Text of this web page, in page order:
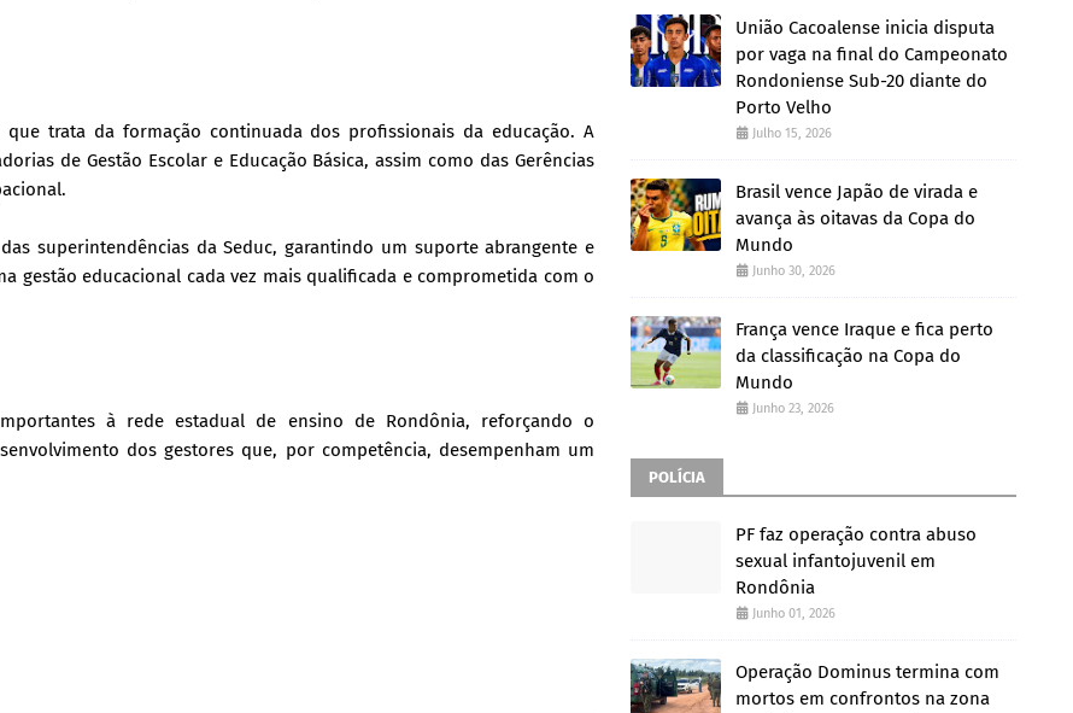
trata da formação continuada dos profissionais da educação. A
de Gestão Escolar e Educação Básica, assim como das Gerências
superintendências da Seduc, garantindo um suporte abrangente e
gestão educacional cada vez mais qualificada e comprometida com o
à rede estadual de ensino de Rondônia, reforçando o
dos gestores que, por competência, desempenham um
União Cacoalense inicia disputa
por vaga na final do Campeonato
Rondoniense Sub-20 diante do
Porto Velho
Julho 15, 2026
Brasil vence Japão de virada e
avança às oitavas da Copa do
Mundo
Junho 30, 2026
França vence Iraque e fica perto
da classificação na Copa do
Mundo
Junho 23, 2026
POLÍCIA
PF faz operação contra abuso
sexual infantojuvenil em
Rondônia
Junho 01, 2026
Operação Dominus termina com
mortos em confrontos na zona